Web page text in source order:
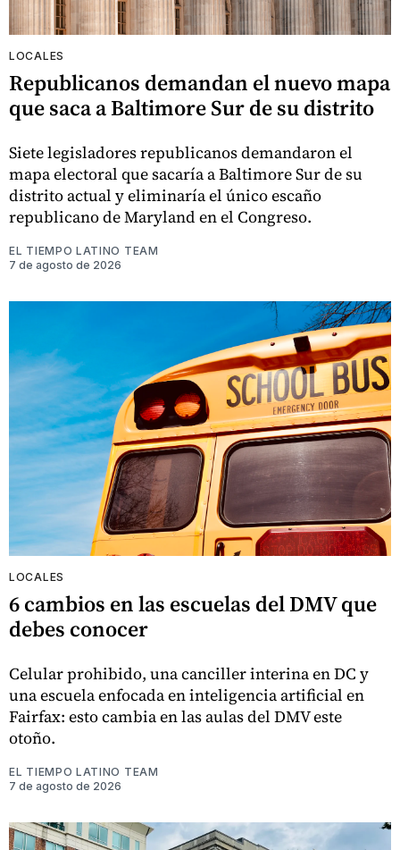
LOCALES
Republicanos demandan el nuevo mapa
que saca a Baltimore Sur de su distrito
Siete legisladores republicanos demandaron el
mapa electoral que sacaría a Baltimore Sur de su
distrito actual y eliminaría el único escaño
republicano de Maryland en el Congreso.
EL TIEMPO LATINO TEAM
7 de agosto de 2026
LOCALES
6 cambios en las escuelas del DMV que
debes conocer
Celular prohibido, una canciller interina en DC y
una escuela enfocada en inteligencia artificial en
Fairfax: esto cambia en las aulas del DMV este
otoño.
EL TIEMPO LATINO TEAM
7 de agosto de 2026